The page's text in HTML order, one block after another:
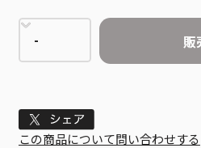
販
Tweet
この商品について問い合わせする